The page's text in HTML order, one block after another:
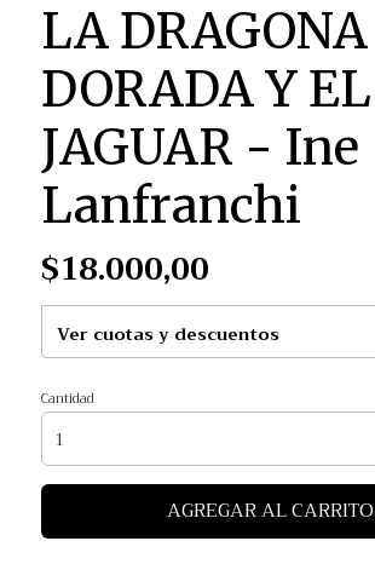
LA DRAGONA
DORADA Y EL
JAGUAR - Ine
Lanfranchi
$18.000,00
Ver cuotas y descuentos
Cantidad
AGREGAR AL CARRITO